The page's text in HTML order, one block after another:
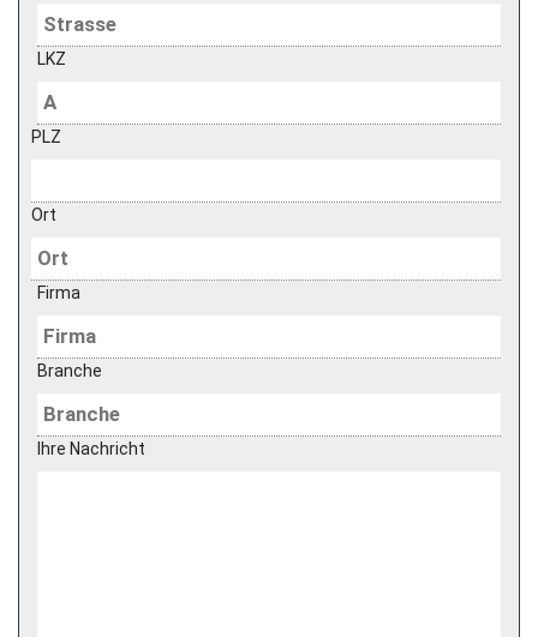
LKZ
PLZ
Ort
Firma
Branche
Ihre Nachricht